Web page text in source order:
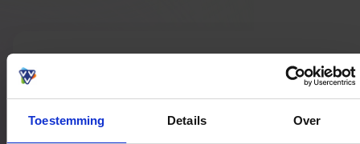
Toestemming Details Over
Bestedingslocaties